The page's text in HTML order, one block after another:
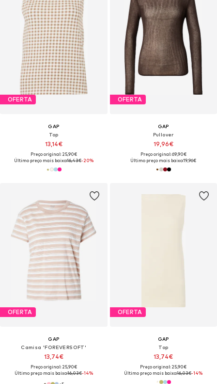
OFERTA
GAP
Top
13,14€
Preço original: 25,90€
Último preço mais baixo:16,43€-20%
OFERTA
GAP
Pullover
19,96€
Preço original: 69,90€
Último preço mais baixo:19,96€
OFERTA
GAP
Camisa 'FOREVERSOFT'
13,74€
Preço original: 25,90€
Último preço mais baixo:16,03€-14%
OFERTA
GAP
Top
13,74€
Preço original: 25,90€
Último preço mais baixo:16,03€-14%